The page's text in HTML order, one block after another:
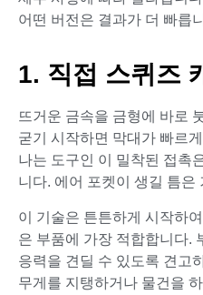
어떤 버전은 결과가 더 빠릅
1. 직접 스퀴즈
뜨거운 금속을 금형에 바로
굳기 시작하면 막대가 빠르
나는 도구인 이 밀착된 접촉
니다. 에어 포켓이 생길 틈은
이 기술은 튼튼하게 시작하
은 부품에 가장 적합합니다.
응력을 견딜 수 있도록 견고
무게를 지탱하거나 물건을